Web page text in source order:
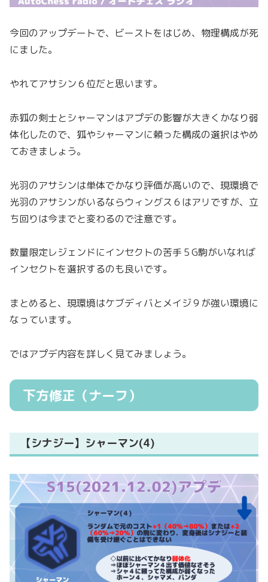
今回のアップデートで、ビーストをはじめ、物理構成が死
にました。
やれてアサシン６位だと思います。
赤狐の剣士とシャーマンはアプデの影響が大きくかなり弱
体化したので、狐やシャーマンに頼った構成の選択はやめ
ておきましょう。
光羽のアサシンは単体でかなり評価が高いので、現環境で
光羽のアサシンがいるならウィングス６はアリですが、立
ち回りは今までと変わるので注意です。
数量限定レジェンドにインセクトの苦手５G駒がいなれば
インセクトを選択するのも良いです。
まとめると、現環境はケブディバとメイジ９が強い環境に
なっています。
ではアプデ内容を詳しく見てみましょう。
下方修正（ナーフ）
【シナジー】シャーマン(4)